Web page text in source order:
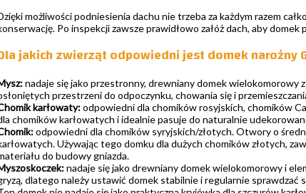
możliwości podniesienia dachu nie trzeba za każdym razem
Po inspekcji zawsze prawidłowo załóż dach, aby domek
jakich zwierząt odpowiedni jest domek narożny
nadaje się jako przestronny, drewniany domek wielokomorowy
przestrzeni do odpoczynku, chowania się i
karłowaty:odpowiedni dla chomików rosyjskich, chomików
chomików karłowatych i idealnie pasuje do naturalnie
odpowiedni dla chomików syryjskich/złotych. Otwory o
Używając tego domku dla dużych chomików złotych,
do budowy gniazda.
nadaje się jako drewniany domek wielokomorowy i
dlatego należy ustawić domek stabilnie i regularnie sprawdzać